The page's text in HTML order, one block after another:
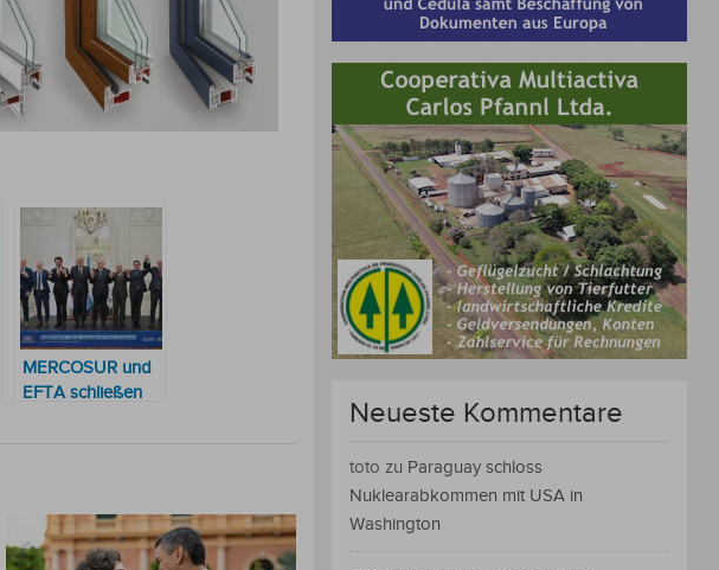
MERCOSUR und
EFTA schließen
Neueste Kommentare
toto zu Paraguay schloss
Nuklearabkommen mit USA in
Washington